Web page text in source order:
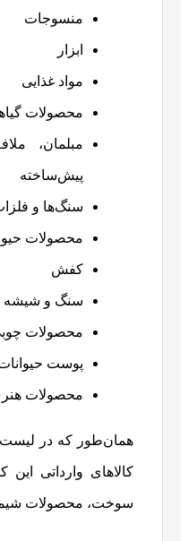
منسوجات
ابزار
مواد غذایی
محصولات
مبلمان،
پیش‌ساخته
سنگ‌ها و
محصولات
کفش
سنگ و شیشه
محصولات
پوست
محصولات
همان‌طور که در لیست
کالاهای وارداتی
سوخت، محصولات